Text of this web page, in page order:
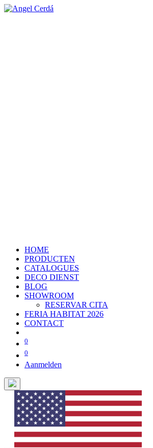
HOME
PRODUCTEN
CATALOGUES
DECO DIENST
BLOG
SHOWROOM
RESERVAR CITA
FERIA HABITAT 2026
CONTACT
0
0
Aanmelden